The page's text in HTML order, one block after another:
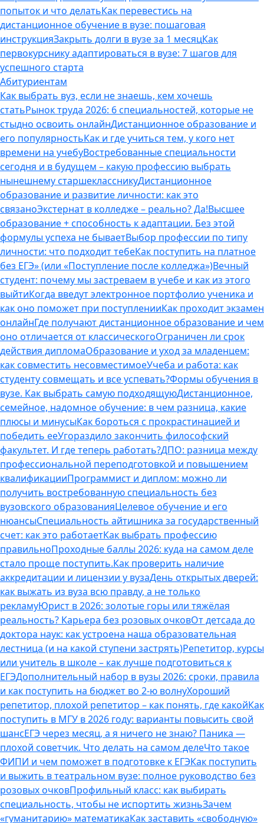
попыток и что делатьКак перевестись на
дистанционное обучение в вузе: пошаговая
инструкцияЗакрыть долги в вузе за 1 месяцКак
первокурснику адаптироваться в вузе: 7 шагов для
успешного старта
Абитуриентам
Как выбрать вуз, если не знаешь, кем хочешь
статьРынок труда 2026: 6 специальностей, которые не
стыдно освоить онлайнДистанционное образование и
его популярностьКак и где учиться тем, у кого нет
времени на учебуВостребованные специальности
сегодня и в будущем – какую профессию выбрать
нынешнему старшеклассникуДистанционное
образование и развитие личности: как это
связаноЭкстернат в колледже – реально? Да!Высшее
образование + способность к адаптации. Без этой
формулы успеха не бываетВыбор профессии по типу
личности: что подходит тебеКак поступить на платное
без ЕГЭ» (или «Поступление после колледжа»)Вечный
студент: почему мы застреваем в учебе и как из этого
выйтиКогда введут электронное портфолио ученика и
как оно поможет при поступленииКак проходит экзамен
онлайнГде получают дистанционное образование и чем
оно отличается от классическогоОграничен ли срок
действия дипломаОбразование и уход за младенцем:
как совместить несовместимоеУчеба и работа: как
студенту совмещать и все успевать?Формы обучения в
вузе. Как выбрать самую подходящуюДистанционное,
семейное, надомное обучение: в чем разница, какие
плюсы и минусыКак бороться с прокрастинацией и
победить ееУгораздило закончить философский
факультет. И где теперь работать?ДПО: разница между
профессиональной переподготовкой и повышением
квалификацииПрограммист и диплом: можно ли
получить востребованную специальность без
вузовского образованияЦелевое обучение и его
нюансыСпециальность айтишника за государственный
счет: как это работаетКак выбрать профессию
правильноПроходные баллы 2026: куда на самом деле
стало проще поступить.Как проверить наличие
аккредитации и лицензии у вузаДень открытых дверей:
как выжать из вуза всю правду, а не только
рекламуЮрист в 2026: золотые горы или тяжёлая
реальность? Карьера без розовых очковОт детсада до
доктора наук: как устроена наша образовательная
лестница (и на какой ступени застрять)Репетитор, курсы
или учитель в школе – как лучше подготовиться к
ЕГЭДополнительный набор в вузы 2026: сроки, правила
и как поступить на бюджет во 2‑ю волнуХороший
репетитор, плохой репетитор – как понять, где какойКак
поступить в МГУ в 2026 году: варианты повысить свой
шансЕГЭ через месяц, а я ничего не знаю? Паника —
плохой советчик. Что делать на самом делеЧто такое
ФИПИ и чем поможет в подготовке к ЕГЭКак поступить
и выжить в театральном вузе: полное руководство без
розовых очковПрофильный класс: как выбирать
специальность, чтобы не испортить жизньЗачем
«гуманитарию» математикаКак заставить «свободную»